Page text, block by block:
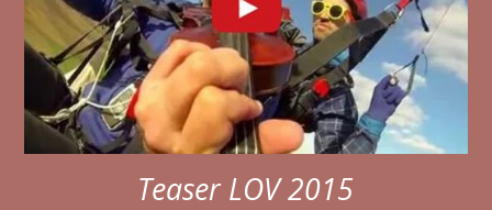
Teaser LOV 2015